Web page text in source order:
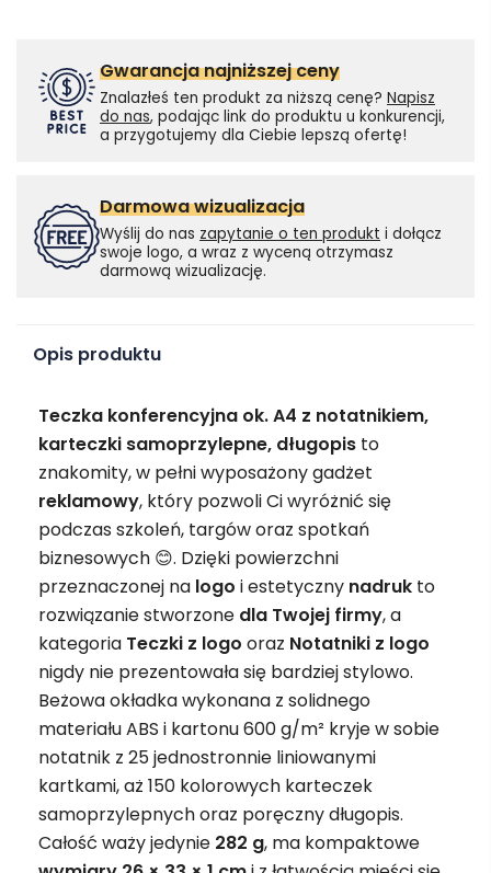
Gwarancja najniższej ceny
Znalazłeś ten produkt za niższą cenę? Napisz
do nas, podając link do produktu u konkurencji,
a przygotujemy dla Ciebie lepszą ofertę!
Darmowa wizualizacja
Wyślij do nas zapytanie o ten produkt i dołącz
swoje logo, a wraz z wyceną otrzymasz
darmową wizualizację.
Opis produktu
Teczka konferencyjna ok. A4 z notatnikiem,
karteczki samoprzylepne, długopis to
znakomity, w pełni wyposażony gadżet
reklamowy, który pozwoli Ci wyróżnić się
podczas szkoleń, targów oraz spotkań
biznesowych 😊. Dzięki powierzchni
przeznaczonej na logo i estetyczny nadruk to
rozwiązanie stworzone dla Twojej firmy, a
kategoria Teczki z logo oraz Notatniki z logo
nigdy nie prezentowała się bardziej stylowo.
Beżowa okładka wykonana z solidnego
materiału ABS i kartonu 600 g/m² kryje w sobie
notatnik z 25 jednostronnie liniowanymi
kartkami, aż 150 kolorowych karteczek
samoprzylepnych oraz poręczny długopis.
Całość waży jedynie 282 g, ma kompaktowe